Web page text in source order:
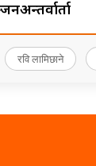
अन्तर्वार्ता
रवि लामिछाने